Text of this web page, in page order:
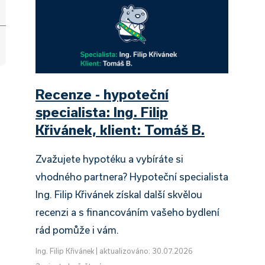
Recenze - hypoteční
specialista: Ing. Filip
Křivánek, klient: Tomáš B.
Zvažujete hypotéku a vybíráte si
vhodného partnera? Hypoteční specialista
Ing. Filip Křivánek získal další skvělou
recenzi a s financováním vašeho bydlení
rád pomůže i vám.
Ing. Filip Křivánek
aktualizováno: 30.07.2026